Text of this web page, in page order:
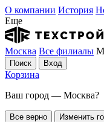
О компании История
Еще
Москва Все филиалы
Поиск Вход
Корзина
Ваш город — Москва?
Все верно Изменить